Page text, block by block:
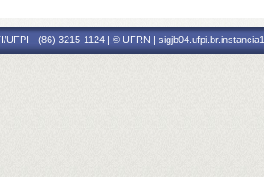
- (86) 3215-1124 | © UFRN | sigjb04.ufpi.br.instancia1